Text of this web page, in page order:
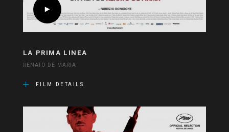
LA PRIMA LINEA
RENATO DE MARIA
FILM DETAILS